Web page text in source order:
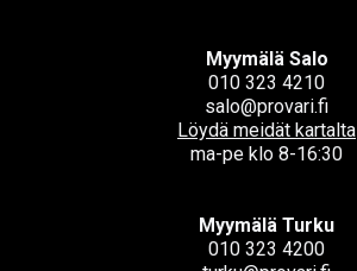
Myymälä Salo
010 323 4210
salo@provari.fi
Löydä meidät kartalta
ma-pe klo 8-16:30
Myymälä Turku
010 323 4200